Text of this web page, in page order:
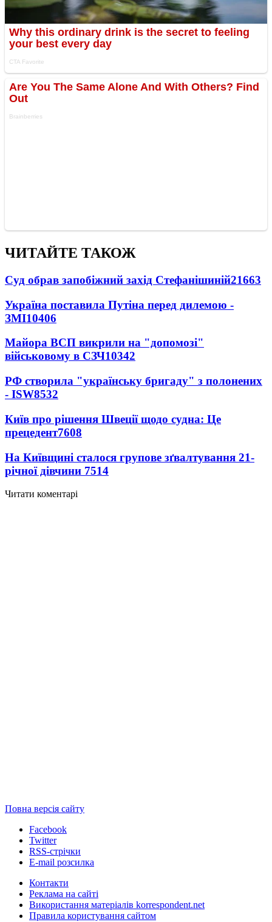
ЧИТАЙТЕ ТАКОЖ
Суд обрав запобіжний захід Стефанішиній21663
Україна поставила Путіна перед дилемою -
ЗМІ10406
Майора ВСП викрили на "допомозі"
військовому в СЗЧ10342
РФ створила "українську бригаду" з полонених
- ISW8532
Київ про рішення Швеції щодо судна: Це
прецедент7608
На Київщині сталося групове зґвалтування 21-
річної дівчини 7514
Читати коментарі
Повна версія сайту
Facebook
Twitter
RSS-стрічки
E-mail розсилка
Контакти
Реклама на сайті
Використання матеріалів korrespondent.net
Правила користування сайтом